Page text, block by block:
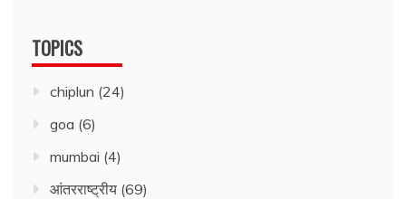
TOPICS
chiplun (24)
goa (6)
mumbai (4)
आंतरराष्ट्रीय (69)